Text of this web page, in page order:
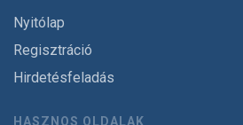
Nyitólap
Regisztráció
Hirdetésfeladás
HASZNOS OLDALAK